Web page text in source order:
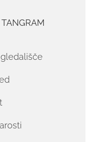
TANGRAM